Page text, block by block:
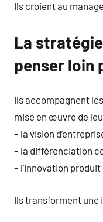
Ils croient au
La
penser loin
Ils accompagnent
mise en œuvre de
– la vision
– la différenciation
– l’innovation
Ils transforment une